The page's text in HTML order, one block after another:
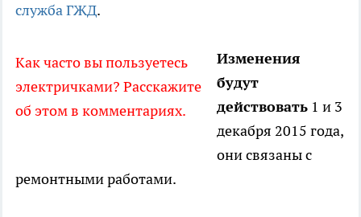
служба ГЖД.
Как часто вы пользуетесь
электричками? Расскажите
об этом в комментариях.
Изменения
будут
действовать 1 и 3
декабря 2015 года,
они связаны с
ремонтными работами.